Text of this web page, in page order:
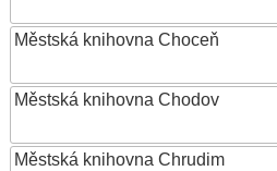
Městská knihovna Choceň
Městská knihovna Chodov
Městská knihovna Chrudim